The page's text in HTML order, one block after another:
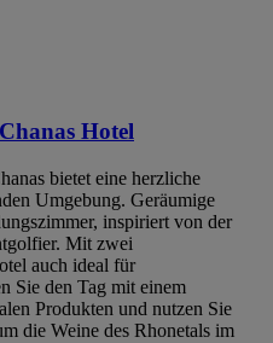
Hotel
bietet eine herzliche
Umgebung. Geräumige
inspiriert von der
Mit zwei
auch ideal für
Sie den Tag mit einem
Produkten und nutzen Sie
die Weine des Rhonetals im